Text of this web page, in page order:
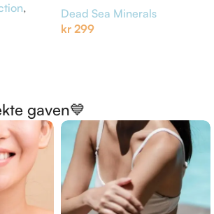
,
Dead Sea Minerals
kr 299
gaven💙